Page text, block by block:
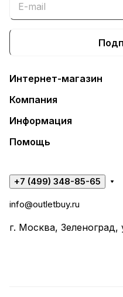
Интернет-магазин
Компания
Информация
Помощь
+7 (499) 348-85-65
info@outletbuy.ru
г. Москва,